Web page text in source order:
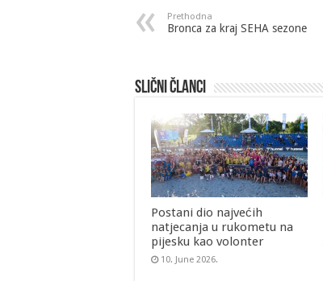
Prethodna
Bronca za kraj SEHA sezone
Slični članci
Postani dio najvećih
natjecanja u rukometu na
pijesku kao volonter
10. June 2026.